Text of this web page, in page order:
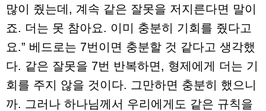
많이 줬는데, 계속 같은 잘못을 저지른다면 말이
죠. 더는 못 참아요. 이미 충분히 기회를 줬다고
요.” 베드로는 7번이면 충분할 것 같다고 생각했
다. 같은 잘못을 7번 반복하면, 형제에게 더는 기
회를 주지 않을 것이다. 그만하면 충분히 했으니
까. 그러나 하나님께서 우리에게도 같은 규칙을